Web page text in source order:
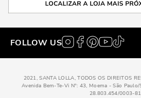
FOLLOW US
2021, SANTA LOLLA, TODOS OS DIREITOS
Avenida Bem-Te-Vi N°: 43, Moema - São
28.803.454/0003-81